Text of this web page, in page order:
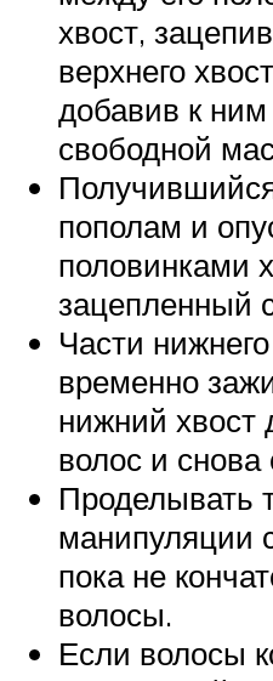
хвост,
верхнего
добавив к
свободной
пополам и
половинками
зацепленный
Части
временно
нижний хвост
волос и снова
Проделывать
манипуляции
пока не
волосы.
Если волосы